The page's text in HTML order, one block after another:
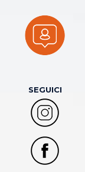
SEGUICI